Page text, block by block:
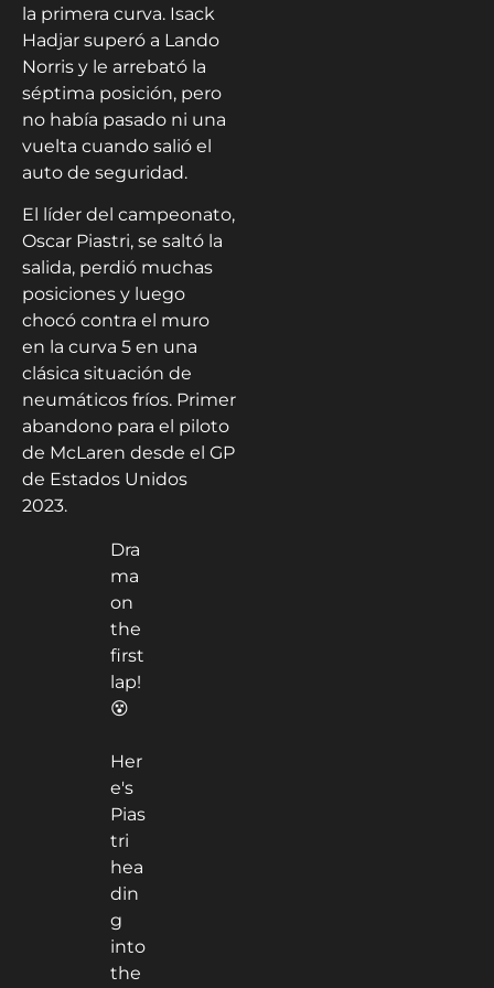
la primera curva. Isack
Hadjar superó a Lando
Norris y le arrebató la
séptima posición, pero
no había pasado ni una
vuelta cuando salió el
auto de seguridad.
El líder del campeonato,
Oscar Piastri, se saltó la
salida, perdió muchas
posiciones y luego
chocó contra el muro
en la curva 5 en una
clásica situación de
neumáticos fríos. Primer
abandono para el piloto
de McLaren desde el GP
de Estados Unidos
2023.
Dra
ma
on
the
first
lap!
😵
Her
e's
Pias
tri
hea
din
g
into
the